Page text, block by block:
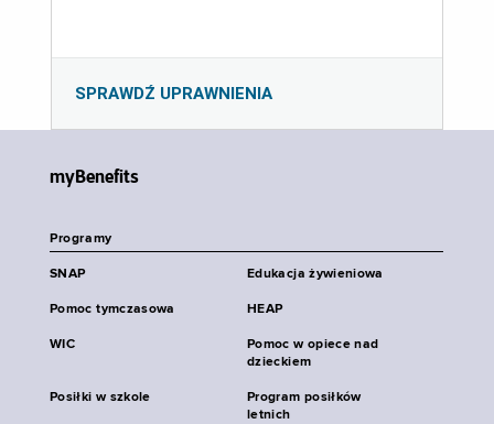
SPRAWDŹ UPRAWNIENIA
myBenefits
Programy
SNAP Edukacja żywieniowa
Pomoc tymczasowa HEAP
WIC
Pomoc w opiece nad
dzieckiem
Posiłki w szkole
Program posiłków
letnich